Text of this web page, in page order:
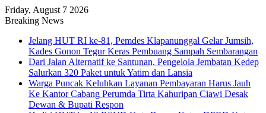
Friday, August 7 2026
Breaking News
Jelang HUT RI ke-81, Pemdes Klapanunggal Gelar Jumsih,
Kades Gonon Tegur Keras Pembuang Sampah Sembarangan
Dari Jalan Alternatif ke Santunan, Pengelola Jembatan Kedep
Salurkan 320 Paket untuk Yatim dan Lansia
Warga Puncak Keluhkan Layanan Pembayaran Harus Jauh
Ke Kantor Cabang Perumda Tirta Kahuripan Ciawi Desak
Dewan & Bupati Respon